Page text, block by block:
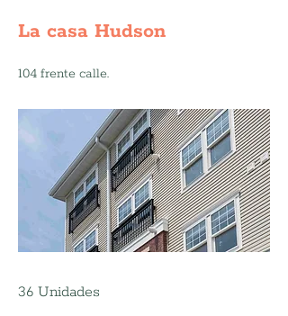
La casa Hudson
104 frente calle.
36 Unidades